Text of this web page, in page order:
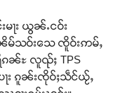
မႃး ယွၼ်ႉငဝ်း
ၼိမ်သဝ်းသေ ၸိူဝ်းဢမ်ႇ
ၵၼ်ႊ လူၺ်ႈ TPS
ႃး ၵူၼ်းၸိုဝ်ႈသဵင်ယႂ်ႇ